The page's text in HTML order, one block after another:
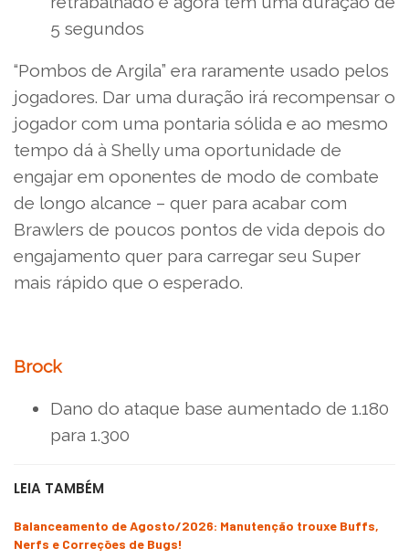
5 segundos
“Pombos de Argila” era raramente usado pelos
jogadores. Dar uma duração irá recompensar o
jogador com uma pontaria sólida e ao mesmo
tempo dá à Shelly uma oportunidade de
engajar em oponentes de modo de combate
de longo alcance – quer para acabar com
Brawlers de poucos pontos de vida depois do
engajamento quer para carregar seu Super
mais rápido que o esperado.
Brock
Dano do ataque base aumentado de 1.180
para 1.300
LEIA TAMBÉM
Balanceamento de Agosto/2026: Manutenção trouxe Buffs,
Nerfs e Correções de Bugs!